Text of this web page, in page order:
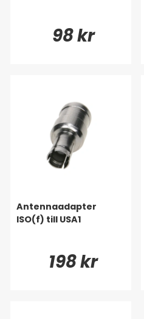
98 kr
Antennaadapter
ISO(f) till USA1
198 kr